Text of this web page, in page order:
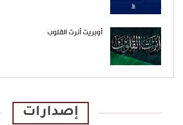
أوبريت أنرت القلوب
إصدارات